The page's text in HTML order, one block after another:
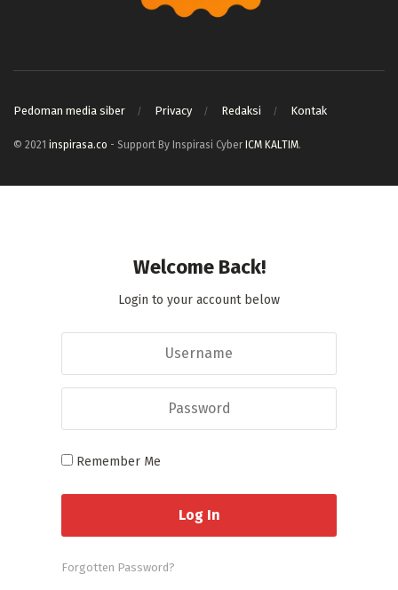
Pedoman media siber Privacy Redaksi Kontak
© 2021 inspirasa.co - Support By Inspirasi Cyber ICM KALTIM.
Welcome Back!
Login to your account below
Remember Me
Forgotten Password?